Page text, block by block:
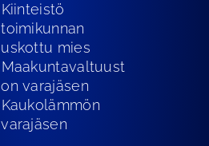
⁠Kiinteistö
toimikunnan
uskottu mies
⁠Maakuntavaltuust
on varajäsen
⁠Kaukolämmön
varajäsen